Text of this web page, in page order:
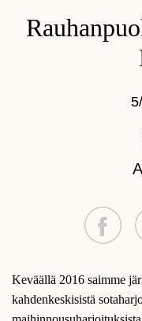
Keväällä 2016 saimme
kahdenkeskisistä